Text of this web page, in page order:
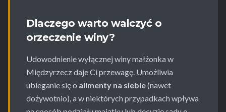
Dlaczego warto walczyć o
orzeczenie winy?
Udowodnienie wyłącznej winy małżonka w
Międzyrzecz daje Ci przewagę. Umożliwia
ubieganie się o alimenty na siebie(nawet
dożywotnio), a w niektórych przypadkach wpływa